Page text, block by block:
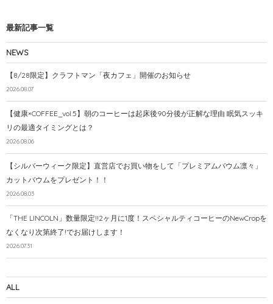
最新記事一覧
NEWS
【8/28限定】クラフトマン「夜カフェ」開催のお知らせ
2026.08.07
【健康×COFFEE_vol.5】朝のコーヒーは起床後90分後が正解な理由 眠気スッキ
リの最適タイミングとは？
2026.08.06
【シルバーウィーク限定】直営店でお買い物をして「プレミアムバウム凛々」
カットバウムをプレゼント！！
2026.08.03
「THE LINCOLN」数量限定!!2ヶ月に1度！スペシャルティコーヒーのNewCropを
なくなり次第終了!でお届けします！
2026.07.31
ALL